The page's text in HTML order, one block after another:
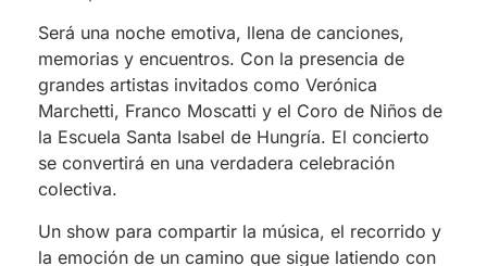
Será una noche emotiva, llena de canciones,
memorias y encuentros. Con la presencia de
grandes artistas invitados como Verónica
Marchetti, Franco Moscatti y el Coro de Niños de
la Escuela Santa Isabel de Hungría. El concierto
se convertirá en una verdadera celebración
colectiva.
Un show para compartir la música, el recorrido y
la emoción de un camino que sigue latiendo con